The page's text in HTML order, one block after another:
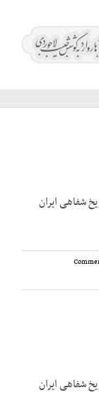
شفاهی ایران
شفاهی ایران